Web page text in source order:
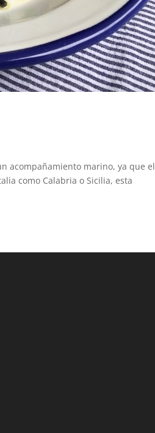
acompañamiento marino, ya que el
como Calabria o Sicilia, esta